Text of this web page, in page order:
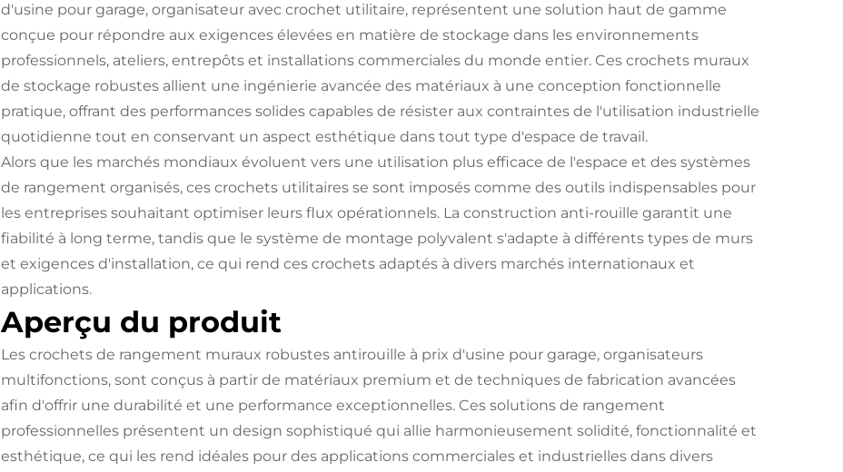
d'usine pour garage, organisateur avec crochet utilitaire, représentent une solution haut de gamme
conçue pour répondre aux exigences élevées en matière de stockage dans les environnements
professionnels, ateliers, entrepôts et installations commerciales du monde entier. Ces crochets muraux
de stockage robustes allient une ingénierie avancée des matériaux à une conception fonctionnelle
pratique, offrant des performances solides capables de résister aux contraintes de l'utilisation industrielle
quotidienne tout en conservant un aspect esthétique dans tout type d'espace de travail.
Alors que les marchés mondiaux évoluent vers une utilisation plus efficace de l'espace et des systèmes
de rangement organisés, ces crochets utilitaires se sont imposés comme des outils indispensables pour
les entreprises souhaitant optimiser leurs flux opérationnels. La construction anti-rouille garantit une
fiabilité à long terme, tandis que le système de montage polyvalent s'adapte à différents types de murs
et exigences d'installation, ce qui rend ces crochets adaptés à divers marchés internationaux et
applications.
Aperçu du produit
Les crochets de rangement muraux robustes antirouille à prix d'usine pour garage, organisateurs
multifonctions, sont conçus à partir de matériaux premium et de techniques de fabrication avancées
afin d'offrir une durabilité et une performance exceptionnelles. Ces solutions de rangement
professionnelles présentent un design sophistiqué qui allie harmonieusement solidité, fonctionnalité et
esthétique, ce qui les rend idéales pour des applications commerciales et industrielles dans divers